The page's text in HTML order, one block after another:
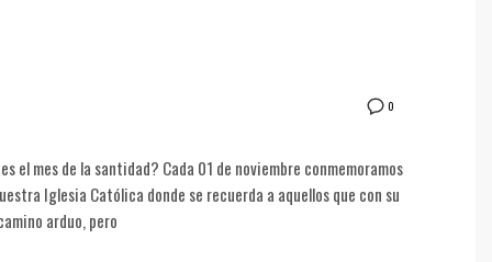
0
el mes de la santidad? Cada 01 de noviembre conmemoramos
Iglesia Católica donde se recuerda a aquellos que con su
arduo, pero